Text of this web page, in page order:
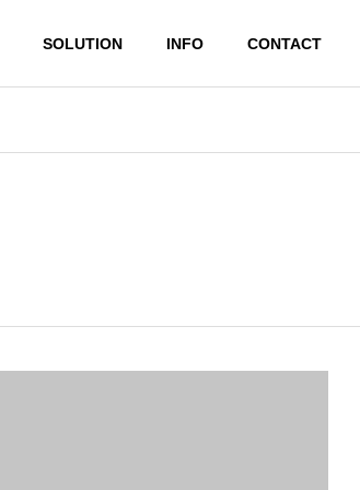
SOLUTION INFO CONTACT